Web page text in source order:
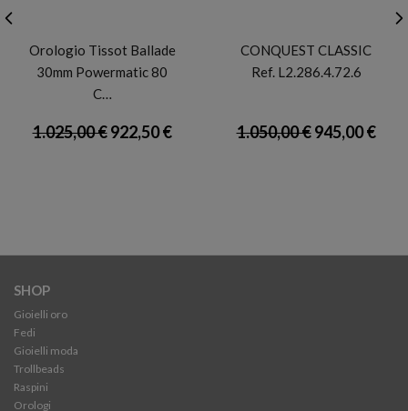
Orologio Tissot Ballade
30mm Powermatic 80
C…
1.025,00 €922,50 €
CONQUEST CLASSIC
Ref. L2.286.4.72.6
1.050,00 €945,00 €
SHOP
Gioielli oro
Fedi
Gioielli moda
Trollbeads
Raspini
Orologi